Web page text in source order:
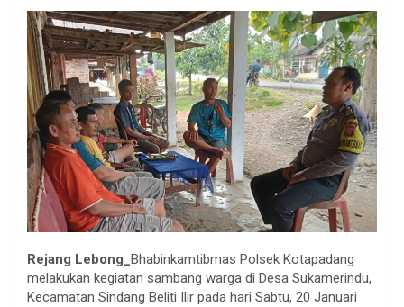
Rejang Lebong_ Bhabinkamtibmas Polsek Kotapadang
melakukan kegiatan sambang warga di Desa Sukamerindu,
Kecamatan Sindang Beliti Ilir pada hari Sabtu, 20 Januari